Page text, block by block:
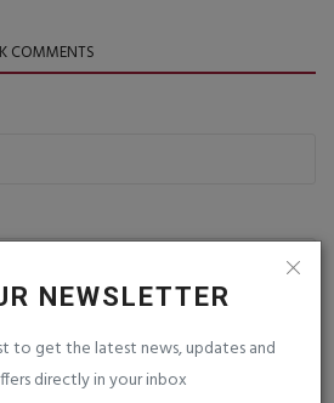
NEWSLETTER
to get the latest news, updates and
directly in your inbox
COMMENTS